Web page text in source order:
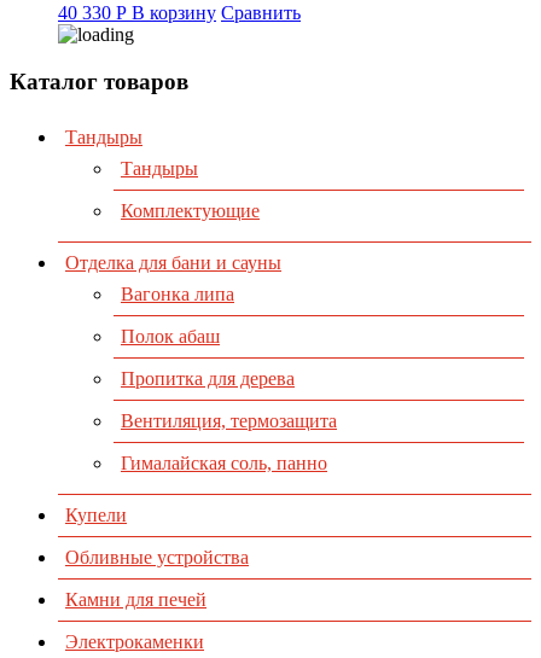
40 330 Р В корзину Сравнить
Каталог товаров
Тандыры
Тандыры
Комплектующие
Отделка для бани и сауны
Вагонка липа
Полок абаш
Пропитка для дерева
Вентиляция, термозащита
Гималайская соль, панно
Купели
Обливные устройства
Камни для печей
Электрокаменки